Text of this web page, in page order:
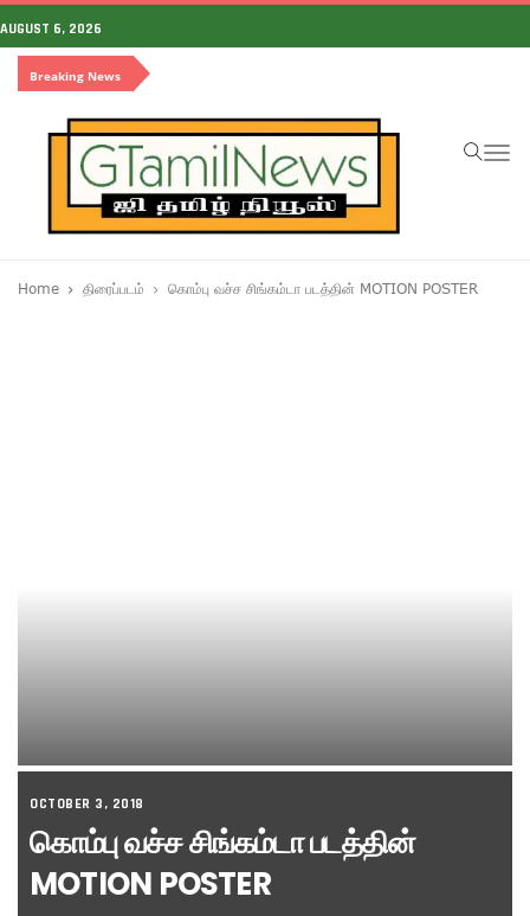
AUGUST 6, 2026
Breaking News
Home திரைப்படம் கொம்பு வச்ச சிங்கம்டா படத்தின் MOTION POSTER
OCTOBER 3, 2018
கொம்பு வச்ச சிங்கம்டா படத்தின்
MOTION POSTER